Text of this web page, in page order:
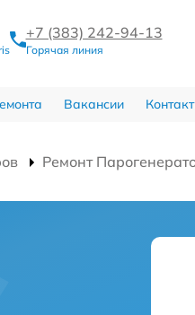
+7 (383) 242-94-13
Горячая линия
Вакансии
Ремонт